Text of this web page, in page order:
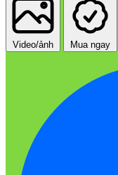
Video/ảnh Mua ngay